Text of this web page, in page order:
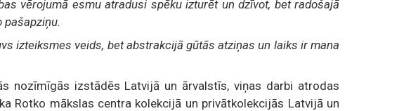
vērojumā esmu atradusi spēku izturēt un dzīvot, bet radošajā
izteiksmes veids, bet abstrakcijā gūtās atziņas un laiks ir mana
nozīmīgās izstādēs Latvijā un ārvalstīs, viņas darbi atrodas
Rotko mākslas centra kolekcijā un privātkolekcijās Latvijā un